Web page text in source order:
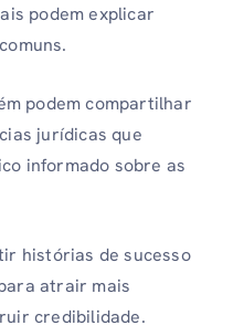
podem explicar
podem compartilhar
jurídicas que
informado sobre as
histórias de sucesso
atrair mais
credibilidade.